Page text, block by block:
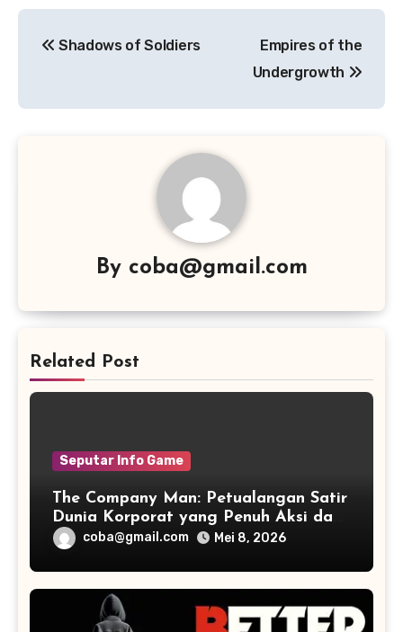
Shadows of Soldiers
Empires of the
Undergrowth
By coba@gmail.com
Related Post
Seputar Info Game
The Company Man: Petualangan Satir
Dunia Korporat yang Penuh Aksi dan
Humorcoba@gmail.com Mei 8, 2026